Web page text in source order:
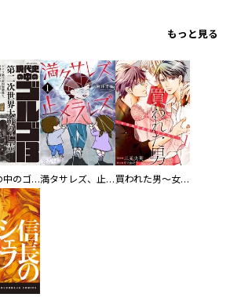
もっと見る
現代史の中のゴルゴ13 満タサレズ、止メラレズ 買われた男～女性限定快感セラピスト～【描き下ろしおまけ付き特装版】